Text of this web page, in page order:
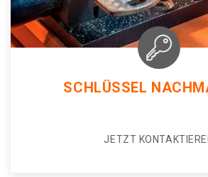
SCHLÜSSEL
JETZT